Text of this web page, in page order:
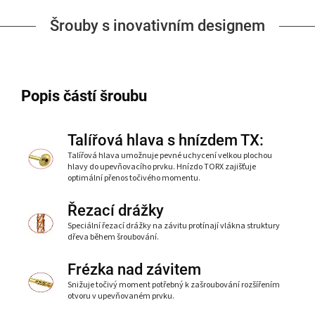
Šrouby s inovativním designem
Popis částí šroubu
Talířová hlava s hnízdem TX:
Talířová hlava umožnuje pevné uchycení velkou plochou
hlavy do upevňovacího prvku. Hnízdo TORX zajišťuje
optimální přenos točivého momentu.
Řezací drážky
Speciální řezací drážky na závitu protínají vlákna struktury
dřeva během šroubování.
Frézka nad závitem
Snižuje točivý moment potřebný k zašroubování rozšířením
otvoru v upevňovaném prvku.